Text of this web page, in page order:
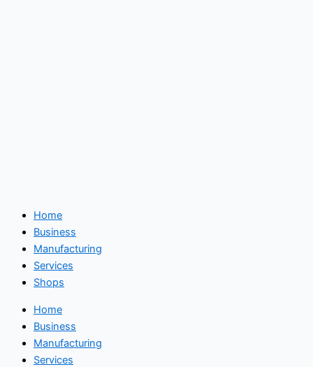
Home
Business
Manufacturing
Services
Shops
Home
Business
Manufacturing
Services